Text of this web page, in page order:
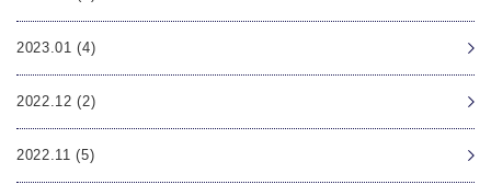
2023.01 (4)
2022.12 (2)
2022.11 (5)